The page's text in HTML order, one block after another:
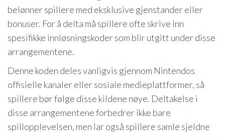
belønner spillere med eksklusive gjenstander eller
bonuser. For å delta må spillere ofte skrive inn
spesifikke innløsningskoder som blir utgitt under disse
arrangementene.
Denne koden deles vanligvis gjennom Nintendos
offisielle kanaler eller sosiale medieplattformer, så
spillere bør følge disse kildene nøye. Deltakelse i
disse arrangementene forbedrer ikke bare
spillopplevelsen, men lar også spillere samle sjeldne